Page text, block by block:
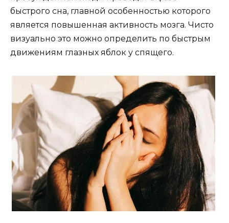
быстрого сна, главной особенностью которого
является повышенная активность мозга. Чисто
визуально это можно определить по быстрым
движениям глазных яблок у спящего.